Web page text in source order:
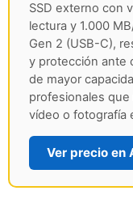
SSD externo con
lectura y 1.000
Gen 2 (USB-C),
y protección ante
de mayor
profesionales
vídeo o fotografía
Ver precio en